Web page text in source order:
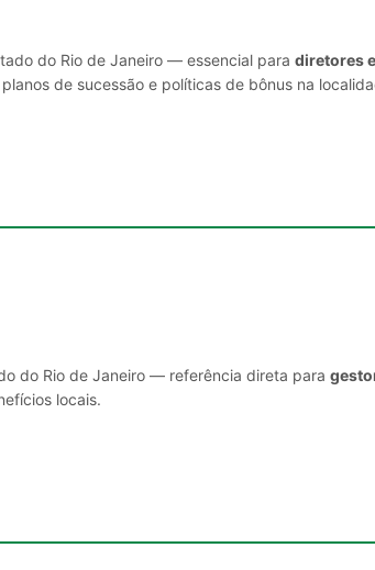
do Rio de Janeiro — essencial para diretores
de sucessão e políticas de bônus na
do Rio de Janeiro — referência direta para
locais.